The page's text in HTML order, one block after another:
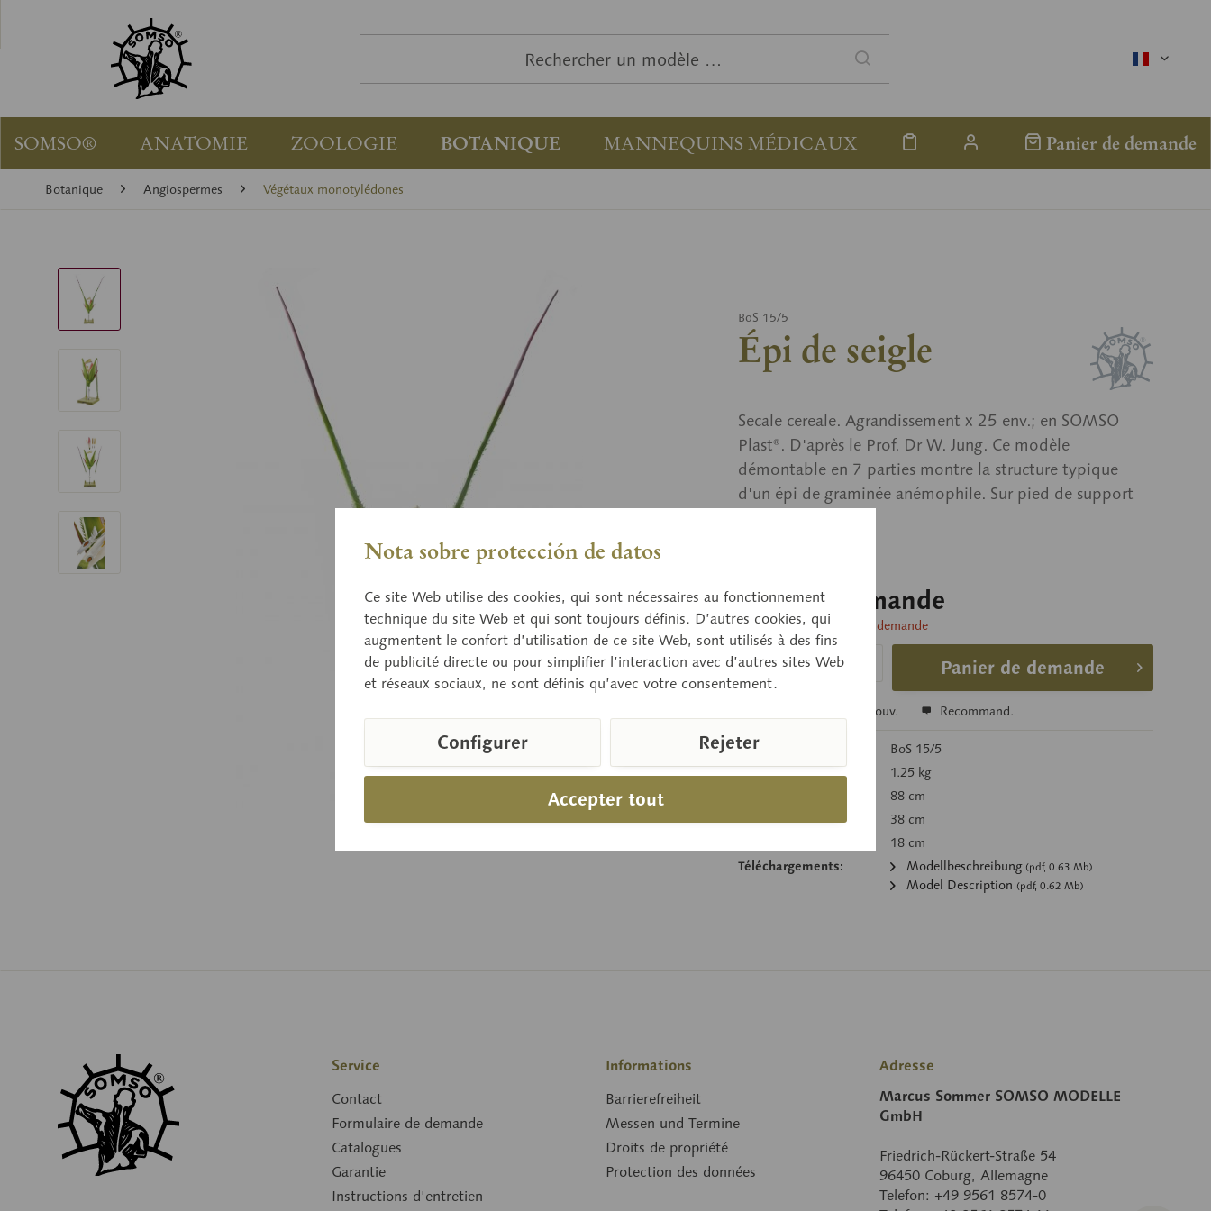
SOMSO® ANATOMIE ZOOLOGIE BOTANIQUE MANNEQUINS MÉDICAUX Panier de demande
Botanique Angiospermes Végétaux monotylédones
BoS 15/5
Épi de seigle
Secale cereale. Agrandissement x 25 env.; en SOMSO
Plast®. D'après le Prof. Dr W. Jung. Ce modèle
démontable en 7 parties montre la structure typique
d'un épi de graminée anémophile. Sur pied de support
Prix sur demande
Délai de livraison sur demande
Panier de demande
Se souv. Recommand.
Référence d’article:
BoS 15/5
Poids (en kg):
1.25 kg
88 cm
Largeur:
38 cm
18 cm
Téléchargements:
Modellbeschreibung (pdf, 0.63 Mb)
Model Description (pdf, 0.62 Mb)
Service
Contact
Formulaire de demande
Catalogues
Garantie
Instructions d'entretien
Informations
Barrierefreiheit
Messen und Termine
Droits de propriété
Protection des données
Adresse
Marcus Sommer SOMSO MODELLE
GmbH
Friedrich-Rückert-Straße 54
96450 Coburg, Allemagne
Telefon: +49 9561 8574-0
Nota sobre protección de datos
Ce site Web utilise des cookies, qui sont nécessaires au fonctionnement
technique du site Web et qui sont toujours définis. D’autres cookies, qui
augmentent le confort d’utilisation de ce site Web, sont utilisés à des fins
de publicité directe ou pour simplifier l’interaction avec d’autres sites Web
et réseaux sociaux, ne sont définis qu’avec votre consentement.
Accepter tout
Configurer Rejeter